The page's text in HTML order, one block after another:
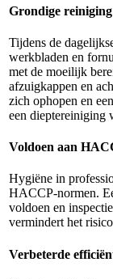
Grondige
Tijdens de
werkbladen en
met de moeilijk
afzuigkappen en
zich ophopen en
een dieptereiniging
Voldoen aan
Hygiëne in
HACCP-normen.
voldoen en
vermindert het
Verbeterde